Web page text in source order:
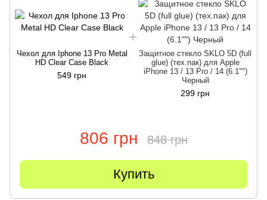
Чехол для Iphone 13 Pro Metal
HD Clear Case Black
549 грн
Защитное стекло SKLO 5D (full
glue) (тех.пак) для Apple
iPhone 13 / 13 Pro / 14 (6.1"")
Черный
299 грн
806 грн 848 грн
Купить